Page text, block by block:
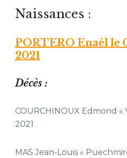
Naissances :
PORTERO Enaêl le
2021
Décès :
COURCHINOUX Edmond «
2021
MAS Jean-Louis «